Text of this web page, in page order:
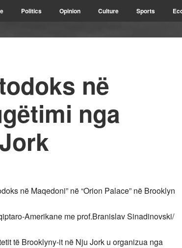
Politics Opinion Culture Sports
në
nga
në Maqedoni” në “Orion Palace” në Brooklyn
Amerikane me prof.Branislav Sinadinovski/
të Brooklyny-it në Nju Jork u organizua nga